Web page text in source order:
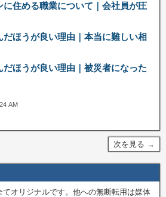
に住める職業について｜会社員が圧
だほうが良い理由｜本当に難しい相
だほうが良い理由｜被災者になった
AM
次を見る →
オリジナルです。他への無断転用は媒体